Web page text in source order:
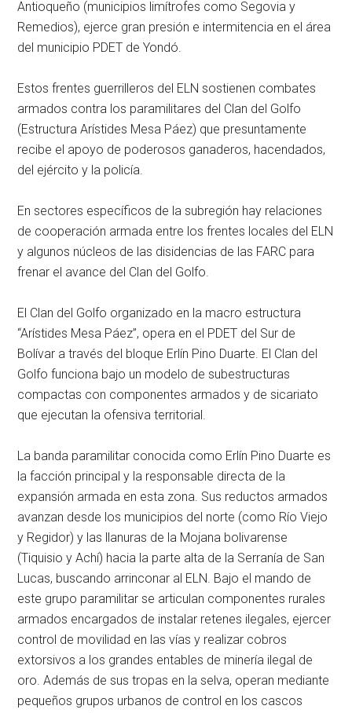
Antioqueño (municipios limítrofes como Segovia y
Remedios), ejerce gran presión e intermitencia en el área
del municipio PDET de Yondó.
Estos frentes guerrilleros del ELN sostienen combates
armados contra los paramilitares del Clan del Golfo
(Estructura Arístides Mesa Páez) que presuntamente
recibe el apoyo de poderosos ganaderos, hacendados,
del ejército y la policía.
En sectores específicos de la subregión hay relaciones
de cooperación armada entre los frentes locales del ELN
y algunos núcleos de las disidencias de las FARC para
frenar el avance del Clan del Golfo.
El Clan del Golfo organizado en la macro estructura
“Arístides Mesa Páez”, opera en el PDET del Sur de
Bolívar a través del bloque Erlín Pino Duarte. El Clan del
Golfo funciona bajo un modelo de subestructuras
compactas con componentes armados y de sicariato
que ejecutan la ofensiva territorial.
La banda paramilitar conocida como Erlín Pino Duarte es
la facción principal y la responsable directa de la
expansión armada en esta zona. Sus reductos armados
avanzan desde los municipios del norte (como Río Viejo
y Regidor) y las llanuras de la Mojana bolivarense
(Tiquisio y Achí) hacia la parte alta de la Serranía de San
Lucas, buscando arrinconar al ELN. Bajo el mando de
este grupo paramilitar se articulan componentes rurales
armados encargados de instalar retenes ilegales, ejercer
control de movilidad en las vías y realizar cobros
extorsivos a los grandes entables de minería ilegal de
oro. Además de sus tropas en la selva, operan mediante
pequeños grupos urbanos de control en los cascos